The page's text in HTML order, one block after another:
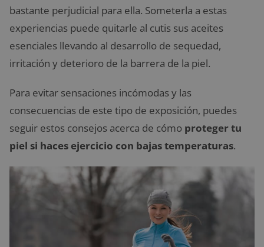
bastante perjudicial para ella. Someterla a estas
experiencias puede quitarle al cutis sus aceites
esenciales llevando al desarrollo de sequedad,
irritación y deterioro de la barrera de la piel.
Para evitar sensaciones incómodas y las
consecuencias de este tipo de exposición, puedes
seguir estos consejos acerca de cómo proteger tu
piel si haces ejercicio con bajas temperaturas.